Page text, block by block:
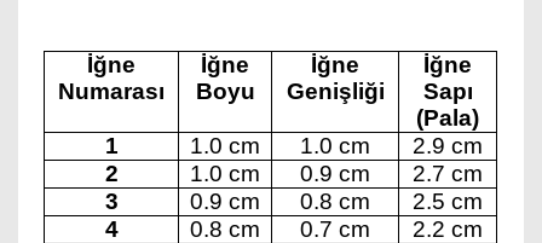
İğne
Numarası
İğne
Boyu
İğne
Genişliği
İğne
Sapı
(Pala)
1
1.0 cm 1.0 cm
2.9 cm
2
1.0 cm 0.9 cm
2.7 cm
3
0.9 cm 0.8 cm
2.5 cm
4
0.8 cm 0.7 cm
2.2 cm